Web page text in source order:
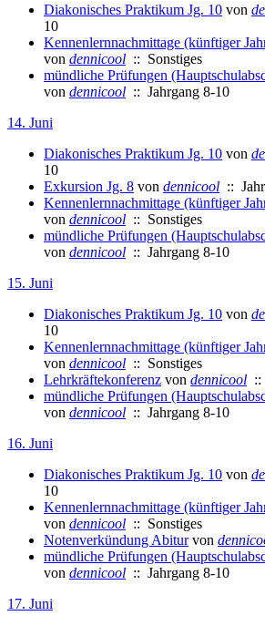
Diakonisches Praktikum Jg. 10 von
10
Kennenlernnachmittage (künftiger
von dennicool :: Sonstiges
mündliche Prüfungen
von dennicool :: Jahrgang 8-10
14. Juni
Diakonisches Praktikum Jg. 10 von
10
Exkursion Jg. 8 von dennicool ::
Kennenlernnachmittage (künftiger
von dennicool :: Sonstiges
mündliche Prüfungen
von dennicool :: Jahrgang 8-10
15. Juni
Diakonisches Praktikum Jg. 10 von
10
Kennenlernnachmittage (künftiger
von dennicool :: Sonstiges
Lehrkräftekonferenz von dennicool ::
mündliche Prüfungen
von dennicool :: Jahrgang 8-10
16. Juni
Diakonisches Praktikum Jg. 10 von
10
Kennenlernnachmittage (künftiger
von dennicool :: Sonstiges
Notenverkündung Abiturvon
mündliche Prüfungen
von dennicool :: Jahrgang 8-10
17. Juni